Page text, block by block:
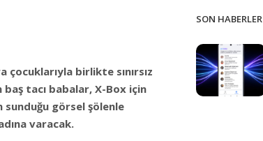
birlikte sınırsız
baş tacı babalar, X-Box için
sunduğu görsel şölenle
varacak.
SON HABERLER